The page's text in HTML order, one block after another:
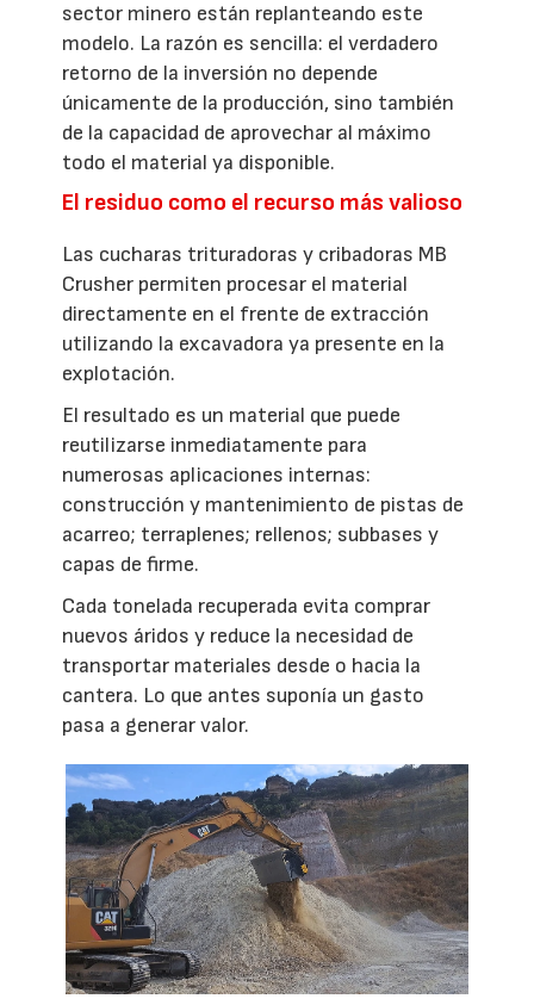
sector minero están replanteando este
modelo. La razón es sencilla: el verdadero
retorno de la inversión no depende
únicamente de la producción, sino también
de la capacidad de aprovechar al máximo
todo el material ya disponible.
El residuo como el recurso más valioso
Las cucharas trituradoras y cribadoras MB
Crusher permiten procesar el material
directamente en el frente de extracción
utilizando la excavadora ya presente en la
explotación.
El resultado es un material que puede
reutilizarse inmediatamente para
numerosas aplicaciones internas:
construcción y mantenimiento de pistas de
acarreo; terraplenes; rellenos; subbases y
capas de firme.
Cada tonelada recuperada evita comprar
nuevos áridos y reduce la necesidad de
transportar materiales desde o hacia la
cantera. Lo que antes suponía un gasto
pasa a generar valor.